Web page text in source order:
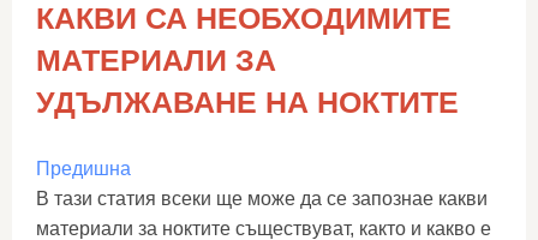
КАКВИ СА НЕОБХОДИМИТЕ
МАТЕРИАЛИ ЗА
УДЪЛЖАВАНЕ НА НОКТИТЕ
Предишна
В тази статия всеки ще може да се запознае какви
материали за ноктите съществуват, както и какво е